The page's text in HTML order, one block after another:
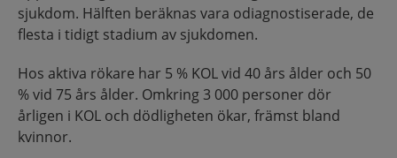
sjukdom. Hälften beräknas vara odiagnostiserade, de
flesta i tidigt stadium av sjukdomen.
Hos aktiva rökare har 5 % KOL vid 40 års ålder och 50
% vid 75 års ålder. Omkring 3 000 personer dör
årligen i KOL och dödligheten ökar, främst bland
kvinnor.